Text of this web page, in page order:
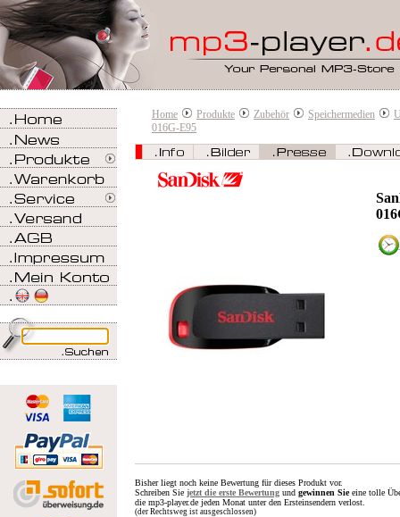
Home Produkte Zubehör Speichermedien
016G-E95
Bisher liegt noch keine Bewertung für dieses Produkt vor.
Schreiben Sie jetzt die erste Bewertung und gewinnen Sieeine tolle
die mp3-player.de jeden Monat unter den Ersteinsendern verlost.
(der Rechtsweg ist ausgeschlossen)